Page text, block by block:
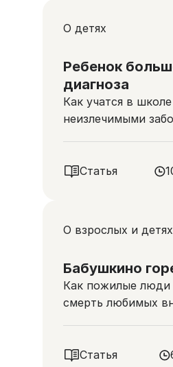
О детях
Ребенок
диагноза
Как учатся в
неизлечимыми
Статья
О взрослых и детях
Бабушкино
Как пожилые
смерть любимых
Статья